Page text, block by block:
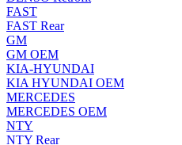
FAST
FAST Rear
GM
GM OEM
KIA-HYUNDAI
KIA HYUNDAI OEM
MERCEDES
MERCEDES OEM
NTY
NTY Rear